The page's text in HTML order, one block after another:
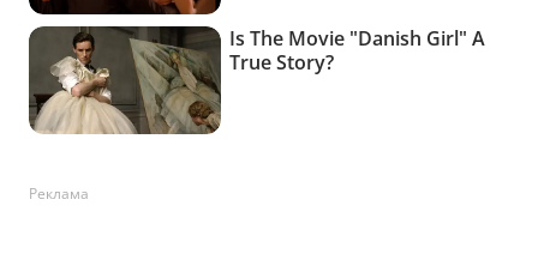
Реклама